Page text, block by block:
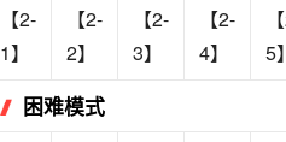
【2-
1】
【2-
2】
【2-
3】
【2-
4】
5】
困难模式